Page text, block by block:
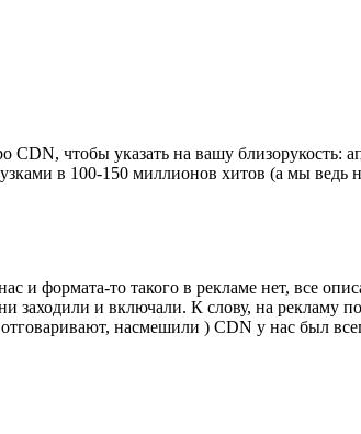
чтобы указать на вашу близорукость:
в 100-150 миллионов хитов (а мы ведь
и формата-то такого в рекламе нет, все
заходили и включали. К слову, на рекламу
отговаривают, насмешили ) CDN у нас был